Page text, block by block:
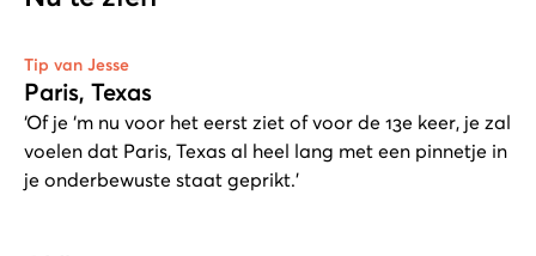
Tip van Jesse
Paris, Texas
‘Of je ‘m nu voor het eerst ziet of voor de 13e keer, je zal
voelen dat Paris, Texas al heel lang met een pinnetje in
je onderbewuste staat geprikt.’